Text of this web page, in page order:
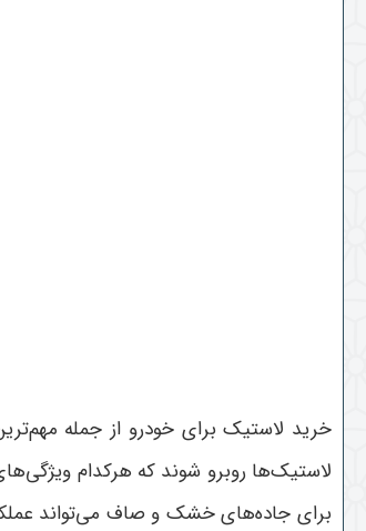
خرید لاستیک برای خودرو از جمله
لاستیک‌ها روبرو شوند که هرکدام
برای جاده‌های خشک و صاف می‌تواند